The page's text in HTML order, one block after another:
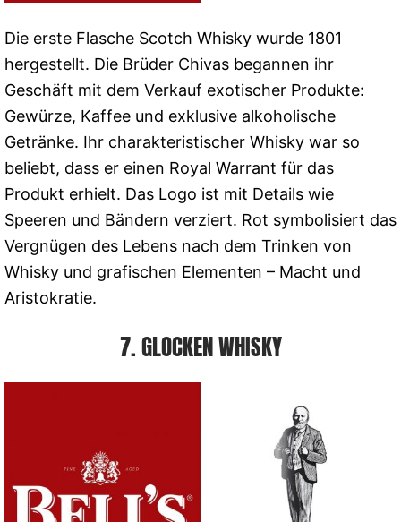
Die erste Flasche Scotch Whisky wurde 1801
hergestellt. Die Brüder Chivas begannen ihr
Geschäft mit dem Verkauf exotischer Produkte:
Gewürze, Kaffee und exklusive alkoholische
Getränke. Ihr charakteristischer Whisky war so
beliebt, dass er einen Royal Warrant für das
Produkt erhielt. Das Logo ist mit Details wie
Speeren und Bändern verziert. Rot symbolisiert das
Vergnügen des Lebens nach dem Trinken von
Whisky und grafischen Elementen – Macht und
Aristokratie.
7. GLOCKEN WHISKY